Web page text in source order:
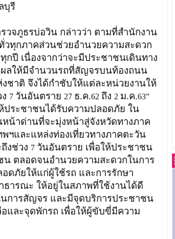
บุรี
จภูธรบ่อวิน กล่าวว่า ตามที่สำนักงาน
วทุกภาคส่วนช่วยอำนวยความสะดวก
ปี เนื่องจากว่าจะมีประชาชนเดินทาง
ผลให้มีจำนวนรถที่สัญจรบนท้องถนน
ชาติ จึงได้กำชับให้แต่ละหน่วยงานให้
7 วันอันตราย 27 ธ.ค.62 ถึง 2 ม.ค.63”
ประชาชนได้รับความปลอดภัย ใน
น้าด่านที่จะมุ่งหน้าสู่จังหวัดทางภาค
ฯและแหล่งท่องเที่ยวทางภาคตะวัน
งช่วง 7 วันอันตราย เพื่อให้ประชาชน
น ตลอดจนอำนวยความสะดวกในการ
ดภัยให้แก่ผู้ใช้รถ และการรักษา
ารณะ ให้อยู่ในสภาพที่ใช้งานได้ดี
การสัญจร และมีจุดบริการประชาชน
และจุดพักรถ เพื่อให้ผู้ขับขี่มีความ